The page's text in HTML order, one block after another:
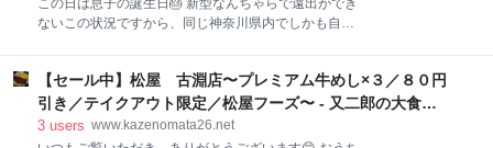
よ。 でもね、読者の方からのリクエストが意外と多く
ＩＧＡＭＡＸからさらにテラを通り越して、ペタとい
う単位まで飛躍したペヤングのデカ盛りシリーズ😎 話
題になりすぎたのか？転売ヤ
この日は息子の誕生日🎂 新型なんちゃらで遠出ができ
ないこの状況ですから、同じ神奈川県内でしかも自宅
www.kazenomata26.net その名の通り、恐竜を見なが
ら食事ができるレストランでして、恐竜が大好きな息
子にピッタリのお店♫ 念のためホットペッパーから予
約を入れます。 そして当日、予約の時間よりも前に現
【セール中】松屋 古淵店〜プレミアム牛めし×３／８０円
引き／テイクアウト限定／松屋フーズ〜 - 又二郎の大食い
＆デカ盛り＆ラーメン日記
3 users www.kazenomata26.net